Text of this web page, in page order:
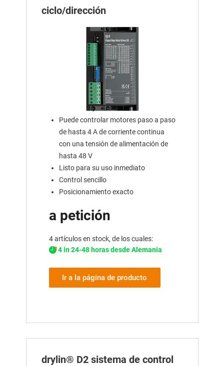
ciclo/dirección
Puede controlar motores paso a paso
de hasta 4 A de corriente continua
con una tensión de alimentación de
hasta 48 V
Listo para su uso inmediato
Control sencillo
Posicionamiento exacto
a petición
4 artículos en stock, de los cuales:
4 in 24-48 horas desde Alemania
Ir a la página de producto
drylin® D2 sistema de control